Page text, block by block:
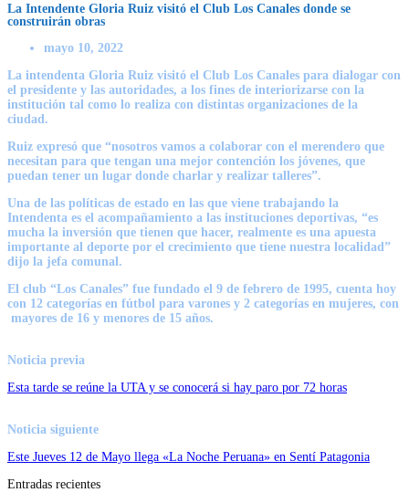
La Intendente Gloria Ruiz visitó el Club Los Canales donde se
construirán obras
mayo 10, 2022
La intendenta Gloria Ruiz visitó el Club Los Canales para dialogar con
el presidente y las autoridades, a los fines de interiorizarse con la
institución tal como lo realiza con distintas organizaciones de la
ciudad.
Ruiz expresó que “nosotros vamos a colaborar con el merendero que
necesitan para que tengan una mejor contención los jóvenes, que
puedan tener un lugar donde charlar y realizar talleres”.
Una de las políticas de estado en las que viene trabajando la
Intendenta es el acompañamiento a las instituciones deportivas, “es
mucha la inversión que tienen que hacer, realmente es una apuesta
importante al deporte por el crecimiento que tiene nuestra localidad”
dijo la jefa comunal.
El club “Los Canales” fue fundado el 9 de febrero de 1995, cuenta hoy
con 12 categorías en fútbol para varones y 2 categorías en mujeres, con
mayores de 16 y menores de 15 años.
Noticia previa
Esta tarde se reúne la UTA y se conocerá si hay paro por 72 horas
Noticia siguiente
Este Jueves 12 de Mayo llega «La Noche Peruana» en Sentí Patagonia
Entradas recientes